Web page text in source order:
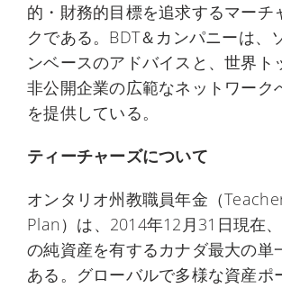
的・財務的目標を追求するマーチ
クである。BDT＆カンパニーは、
ンベースのアドバイスと、世界ト
非公開企業の広範なネットワーク
を提供している。
ティーチャーズについて
オンタリオ州教職員年金（
Plan）は、2014年12月31日現在
の純資産を有するカナダ最大の単
ある。グローバルで多様な資産ポ